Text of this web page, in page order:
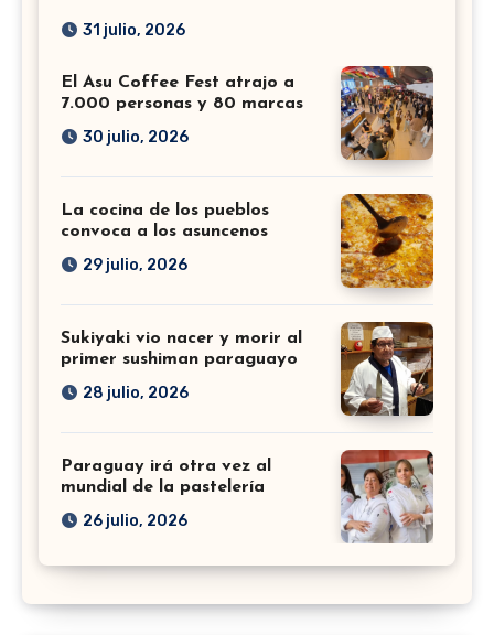
31 julio, 2026
El Asu Coffee Fest atrajo a
7.000 personas y 80 marcas
30 julio, 2026
La cocina de los pueblos
convoca a los asuncenos
29 julio, 2026
Sukiyaki vio nacer y morir al
primer sushiman paraguayo
28 julio, 2026
Paraguay irá otra vez al
mundial de la pastelería
26 julio, 2026